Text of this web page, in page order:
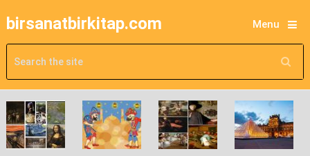
birsanatbirkitap.com Menu